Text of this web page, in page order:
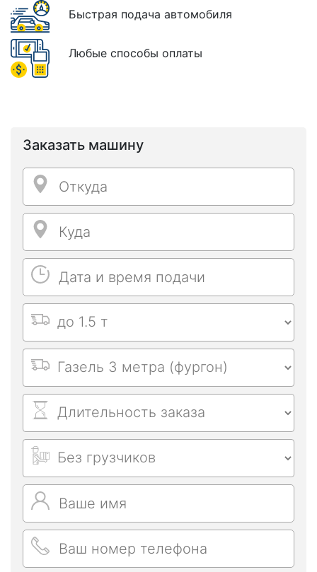
Быстрая подача автомобиля
Любые способы оплаты
Заказать машину